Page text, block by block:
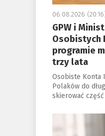
06.08.2026
GPW i
Osobistych
programie
trzy lata
Osobiste Konta
Polaków do
skierować
a